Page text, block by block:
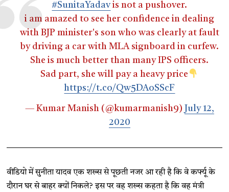
#SunitaYadavis not a pushover.
i am amazed to see her confidence in dealing
with BJP minister's son who was clearly at fault
by driving a car with MLA signboard in curfew.
She is much better than many IPS officers.
Sad part, she will pay a heavy price
https://t.co/Qw5DAoSScF
— Kumar Manish (@kumarmanish9)
July 12,
2020
वीडियो में सुनीता यादव एक शख्स से पूछती नजर आ रही है कि वे कर्फ्यू के
दौरान घर से बाहर क्यों निकले? इस पर वह शख्स कहता है कि वह मंत्री